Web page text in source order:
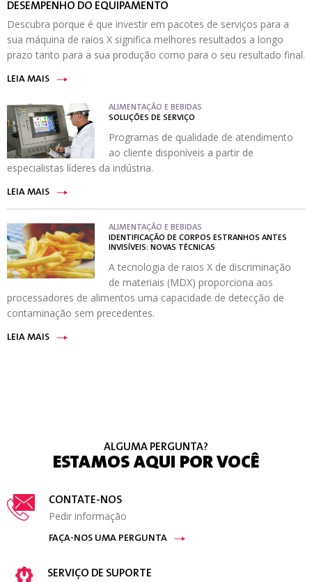
DESEMPENHO DO EQUIPAMENTO
Descubra porque é que investir em pacotes de serviços para a
sua máquina de raios X significa melhores resultados a longo
prazo tanto para a sua produção como para o seu resultado final.
LEIA MAIS
ALIMENTAÇÃO E BEBIDAS
SOLUÇÕES DE SERVIÇO
Programas de qualidade de atendimento
ao cliente disponíveis a partir de
especialistas líderes da indústria.
LEIA MAIS
ALIMENTAÇÃO E BEBIDAS
IDENTIFICAÇÃO DE CORPOS ESTRANHOS ANTES
INVISÍVEIS: NOVAS TÉCNICAS
A tecnologia de raios X de discriminação
de materiais (MDX) proporciona aos
processadores de alimentos uma capacidade de detecção de
contaminação sem precedentes.
LEIA MAIS
ALGUMA PERGUNTA?
ESTAMOS AQUI POR VOCÊ
CONTATE-NOS
Pedir informação
FAÇA-NOS UMA PERGUNTA
SERVIÇO DE SUPORTE